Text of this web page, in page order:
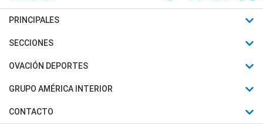
PRINCIPALES
Últimas Noticias
Política
Judiciales
SECCIONES
Horóscopo
Motores
Trucos caseros
OVACIÓN DEPORTES
Fútbol
Mundial
GRUPO AMÉRICA INTERIOR
Canal 7 en Vivo
CONTACTO